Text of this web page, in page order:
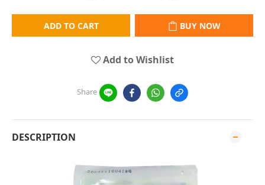
ADD TO CART BUY NOW
Add to Wishlist
Share
DESCRIPTION